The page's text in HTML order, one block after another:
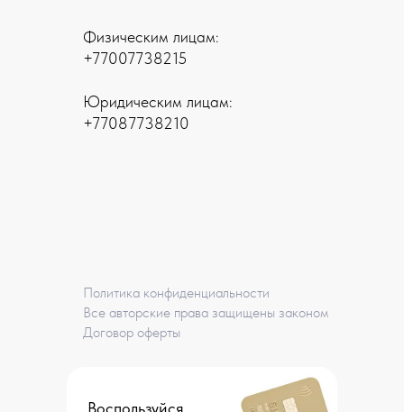
Воспользуйся
Физическим лицам:
+77007738215
Юридическим лицам:
+77087738210
Политика конфиденциальности
Все авторские права защищены законом
Договор оферты